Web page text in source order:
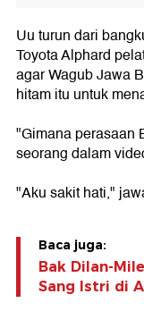
Uu turun dari
Toyota Alphard
agar Wagub Jawa
hitam itu untuk
"Gimana perasaan
seorang dalam
"Aku sakit hati,"
Baca juga:
Bak Dilan-
Sang Istri di